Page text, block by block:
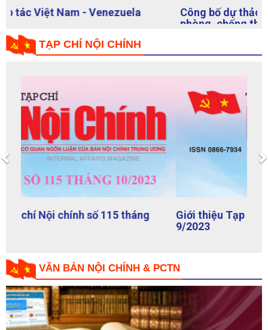
Công bố dự thảo kết quả kiểm tra công tác
phòng, chống tham nhũng, tiêu cực tại Thành phố
Hải Phòng
Previous
VĂN BẢN NỘI CHÍNH & PCTN